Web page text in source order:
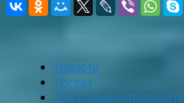
Новости
Погода
Достопримечательности